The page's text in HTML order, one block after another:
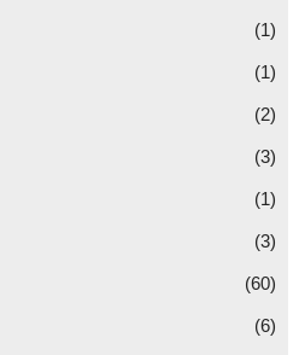
(1)
(1)
(2)
(3)
(1)
(3)
(60)
(6)